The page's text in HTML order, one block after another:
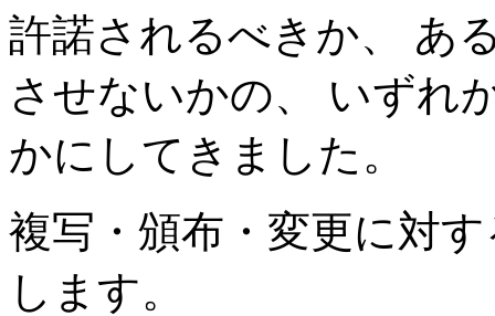
許諾されるべきか、 あ
させないかの、 いずれ
かにしてきました。
複写・頒布・変更に対
します。